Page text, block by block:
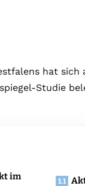
hat sich
Studie
im